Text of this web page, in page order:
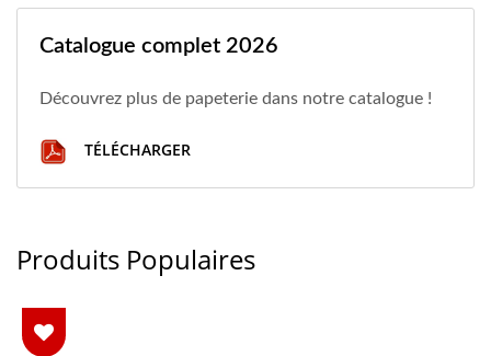
Catalogue complet 2026
Découvrez plus de papeterie dans notre catalogue !
TÉLÉCHARGER
Produits Populaires